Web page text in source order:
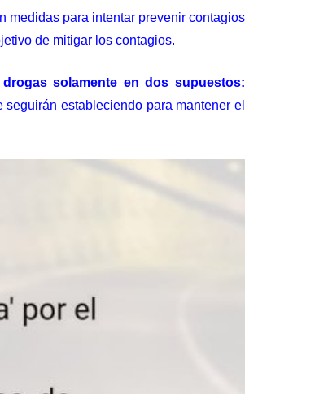
medidas para intentar prevenir contagios
de mitigar los contagios.
solamente en dos supuestos:
estableciendo para mantener el